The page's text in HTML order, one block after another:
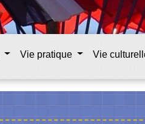
Vie pratique Vie